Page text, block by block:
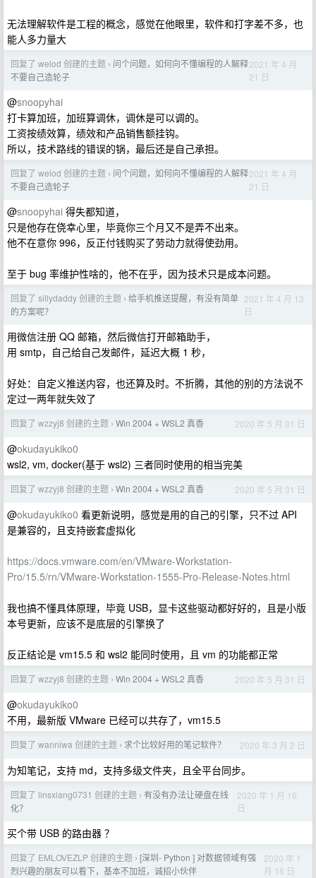
无法理解软件是工程的概念，感觉在他眼里，软件和打字差不多，也
能人多力量大
回复了 welod 创建的主题 › 问个问题，如何向不懂编程的人解释
不要自己造轮子
2021 年 4 月
21 日
@snoopyhai
打卡算加班，加班算调休，调休是可以调的。
工资按绩效算，绩效和产品销售额挂钩。
所以，技术路线的错误的锅，最后还是自己承担。
回复了 welod 创建的主题 › 问个问题，如何向不懂编程的人解释
不要自己造轮子
2021 年 4 月
21 日
@snoopyhai 得失都知道，
只是他存在侥幸心里，毕竟你三个月又不是弄不出来。
他不在意你 996，反正付钱购买了劳动力就得使劲用。
至于 bug 率维护性啥的，他不在乎，因为技术只是成本问题。
回复了 sillydaddy 创建的主题 › 给手机推送提醒，有没有简单
的方案呢？
2021 年 4 月 13
日
用微信注册 QQ 邮箱，然后微信打开邮箱助手，
用 smtp，自己给自己发邮件，延迟大概 1 秒，
好处：自定义推送内容，也还算及时。不折腾，其他的别的方法说不
定过一两年就失效了
回复了 wzzyj8 创建的主题 › Win 2004 + WSL2 真香 2020 年 5 月 31 日
@okudayukiko0
wsl2, vm, docker(基于 wsl2) 三者同时使用的相当完美
回复了 wzzyj8 创建的主题 › Win 2004 + WSL2 真香 2020 年 5 月 31 日
@okudayukiko0 看更新说明，感觉是用的自己的引擎，只不过 API
是兼容的，且支持嵌套虚拟化
https://docs.vmware.com/en/VMware-Workstation-
Pro/15.5/rn/VMware-Workstation-1555-Pro-Release-Notes.html
我也搞不懂具体原理，毕竟 USB，显卡这些驱动都好好的，且是小版
本号更新，应该不是底层的引擎换了
反正结论是 vm15.5 和 wsl2 能同时使用，且 vm 的功能都正常
回复了 wzzyj8 创建的主题 › Win 2004 + WSL2 真香 2020 年 5 月 31 日
@okudayukiko0
不用，最新版 VMware 已经可以共存了，vm15.5
回复了 wanniwa 创建的主题 › 求个比较好用的笔记软件？ 2020 年 3 月 2 日
为知笔记，支持 md，支持多级文件夹，且全平台同步。
回复了 linsxiang0731 创建的主题 › 有没有办法让硬盘在线
化？
2020 年 1 月 16
日
买个带 USB 的路由器 ？
回复了 EMLOVEZLP 创建的主题 › [深圳- Python ] 对数据领域有强
烈兴趣的朋友可以看下，基本不加班，诚招小伙伴
2020 年 1
月 16 日